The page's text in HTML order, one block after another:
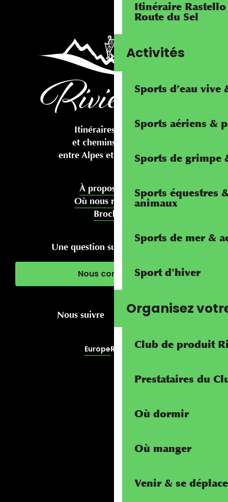
Itinéraire
Route du Sel
Activités
Sports d’eau vive
Sports aériens &
Sports de grimpe
Sports équestres
animaux
Sports de mer &
Sport d'hiver
Organisez
Club de produit
Prestataires du
Où dormir
Où manger
Venir & se
Itinéraires cyclables
et chemins pédestres
entre Alpes et Méditerranée
À propos de nous
Où nous rencontrer
Brochures
Une question sur votre séjour ?
Nous contacter
Nous suivre
EuropeRivierALP